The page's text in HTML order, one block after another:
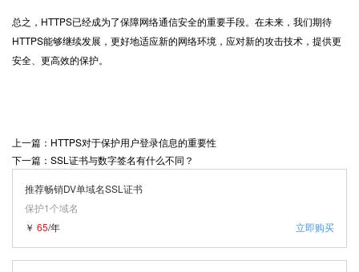
总之，HTTPS已经成为了保障网络通信安全的重要手段。在未来，我们期待
HTTPS能够继续发展，更好地适应新的网络环境，应对新的攻击技术，提供更
安全、更高效的保护。
上一篇：HTTPS对于保护用户登录信息的重要性
下一篇：SSL证书与数字签名有什么不同？
推荐畅销DV单域名SSL证书
保护1个域名
立即购买
￥ 65/年